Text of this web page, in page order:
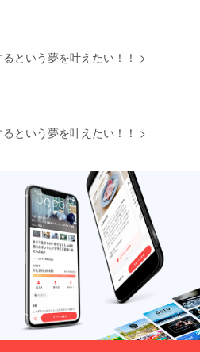
という夢を叶えたい！！ >
という夢を叶えたい！！ >